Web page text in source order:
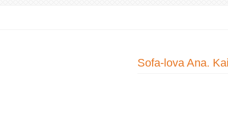
Sofa-lova Ana.